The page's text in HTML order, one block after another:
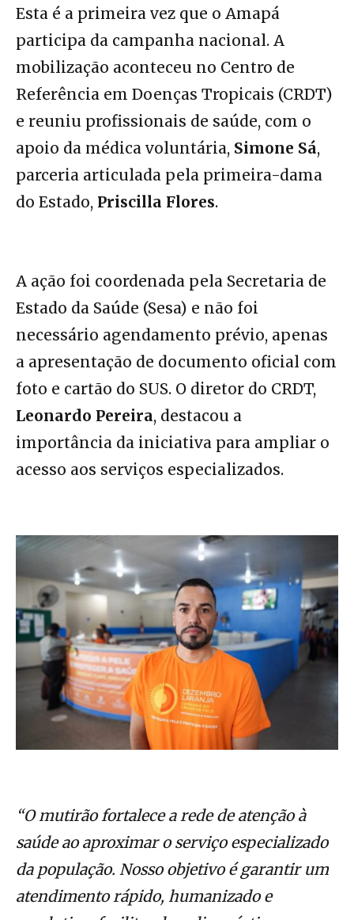
Esta é a primeira vez que o Amapá
participa da campanha nacional. A
mobilização aconteceu no Centro de
Referência em Doenças Tropicais (CRDT)
e reuniu profissionais de saúde, com o
apoio da médica voluntária, Simone Sá,
parceria articulada pela primeira-dama
do Estado, Priscilla Flores.
A ação foi coordenada pela Secretaria de
Estado da Saúde (Sesa) e não foi
necessário agendamento prévio, apenas
a apresentação de documento oficial com
foto e cartão do SUS. O diretor do CRDT,
Leonardo Pereira, destacou a
importância da iniciativa para ampliar o
acesso aos serviços especializados.
“O mutirão fortalece a rede de atenção à
saúde ao aproximar o serviço especializado
da população. Nosso objetivo é garantir um
atendimento rápido, humanizado e